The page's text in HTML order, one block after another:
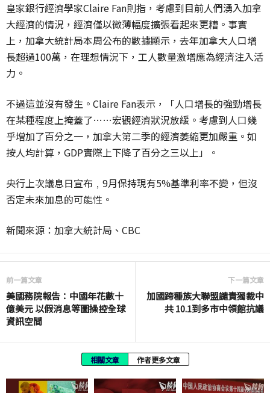
皇家銀行經濟學家Claire Fan則指，考慮到目前人們湧入加拿
大經濟的情況，經濟僅以微薄幅度擴張看起來更糟。事實
上，加拿大統計局本周公布的數據顯示，去年加拿大人口增
長超過100萬，在理想情況下，工人數量激增應為經濟注入活
力。
不過這並沒有發生。Claire Fan表示，「人口增長的強勁增長
在某種程度上掩蓋了……宏觀經濟狀況放緩。考慮到人口幾
乎增加了百分之一，加拿大第二季的經濟萎縮更加嚴重。如
按人均計算，GDP實際上下降了百分之三以上」。
央行上次議息日宣布﹐9月保持現有5%基準利率不變，但沒
否定未來加息的可能性。
新聞來源：加拿大統計局、CBC
前一篇文章
美國務院報告：中國年花數十
億美元 以假消息等圖操控全球
資訊空間
下一篇文章
加國跨種族大聯盟譴責獨裁中
共 10.1到多市中領館抗議
相關文章 作者更多文章